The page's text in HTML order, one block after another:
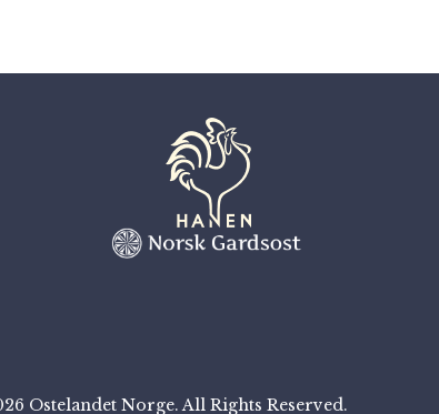
Ostelandet Norge. All Rights Reserved.